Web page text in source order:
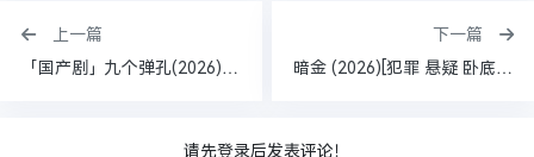
上一篇
「国产剧」九个弹孔(2026) [中国大陆] 国语中字 首播4集 4K SDR 60fps DDP2.0 1.6G以上/集 更新至12集
下一篇
暗金 (2026)[犯罪 悬疑 卧底][匡牧野 邓超元 郑中玉 张腾 钟晨瑶] [25集全][4K+1080P/单集354MB/国语中字]
请先登录后发表评论！